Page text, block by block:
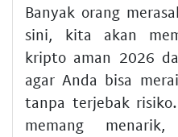
Banyak orang
sini, kita akan
kripto aman 2026
agar Anda bisa
tanpa terjebak risiko.
memang